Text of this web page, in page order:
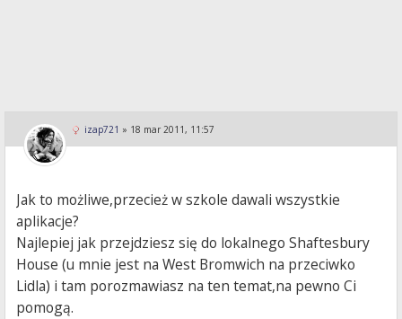
izap721 » 18 mar 2011, 11:57
Jak to możliwe,przecież w szkole dawali wszystkie
aplikacje?
Najlepiej jak przejdziesz się do lokalnego Shaftesbury
House (u mnie jest na West Bromwich na przeciwko
Lidla) i tam porozmawiasz na ten temat,na pewno Ci
pomogą.